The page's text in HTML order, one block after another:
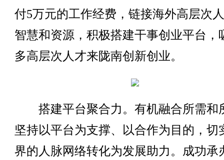
付5万元的工作经费，链接海外高层次
智慧和资源，积极搭建干事创业平台，
多高层次人才来陇南创新创业。
搭建平台聚合力‌。有机融合所需和
坚持以平台为支撑、以合作为目的，切
界的人脉网络转化为发展助力。成功承